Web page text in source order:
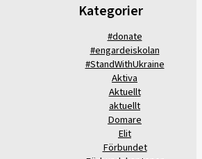
Kategorier
#donate
#engardeiskolan
#StandWithUkraine
Aktiva
Aktuellt
aktuellt
Domare
Elit
Förbundet